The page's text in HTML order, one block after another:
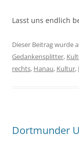
Lasst uns endlich
Dieser Beitrag wurde
Gedankensplitter,
rechts, Hanau, Kultur,
Dortmunder